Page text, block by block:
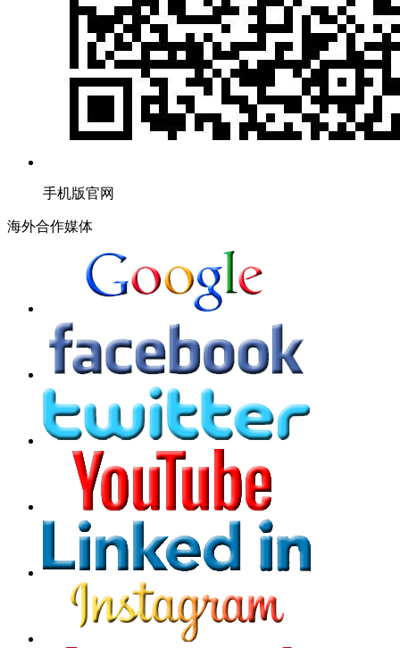
手机版官网
海外合作媒体